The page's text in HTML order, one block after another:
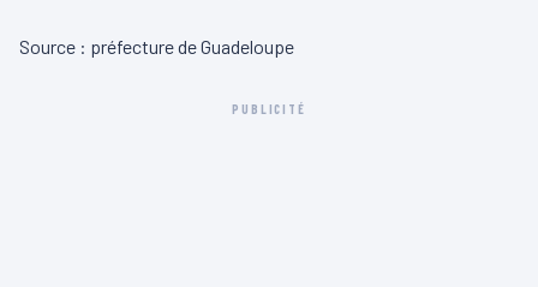
Source : préfecture de Guadeloupe
PUBLICITÉ